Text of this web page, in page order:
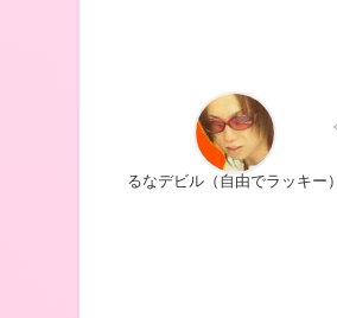
るなデビル（自由でラッキー）